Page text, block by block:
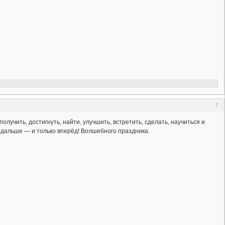
7
достигнуть, найти, улучшить, встретить, сделать, научиться и
— и только вперёд! Волшебного праздника.